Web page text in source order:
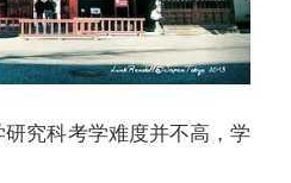
究科考学难度并不高，学